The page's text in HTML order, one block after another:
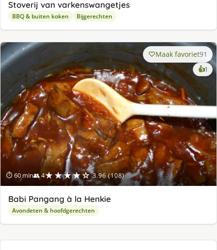
Stoverij van varkenswangetjes
BBQ & buiten koken Bijgerechten
⏱ 60 min👥 4★★★★☆ 3.96 (108)
Maak favoriet91
👍1
Babi Pangang à la Henkie
Avondeten & hoofdgerechten